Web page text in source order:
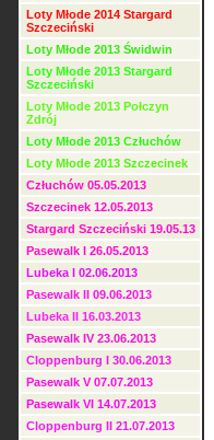
Loty Młode 2014 Stargard
Szczeciński
Loty Młode 2013 Świdwin
Loty Młode 2013 Stargard
Szczeciński
Loty Młode 2013 Połczyn
Zdrój
Loty Młode 2013 Człuchów
Loty Młode 2013 Szczecinek
Człuchów 05.05.2013
Szczecinek 12.05.2013
Stargard Szczeciński 19.05.13
Pasewalk I 26.05.2013
Lubeka I 02.06.2013
Pasewalk II 09.06.2013
Lubeka II 16.03.2013
Pasewalk IV 23.06.2013
Cloppenburg I 30.06.2013
Pasewalk V 07.07.2013
Pasewalk VI 14.07.2013
Cloppenburg II 21.07.2013